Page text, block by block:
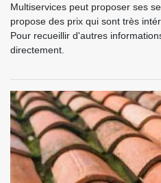
Multiservices peut proposer ses
propose des prix qui sont très
Pour recueillir d'autres
directement.